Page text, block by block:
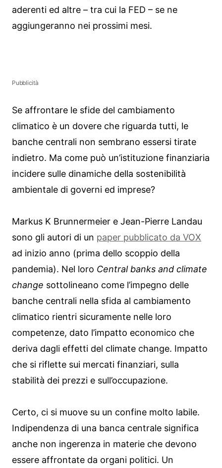
aderenti ed altre – tra cui la FED – se ne
aggiungeranno nei prossimi mesi.
Pubblicità
Se affrontare le sfide del cambiamento
climatico è un dovere che riguarda tutti, le
banche centrali non sembrano essersi tirate
indietro. Ma come può un’istituzione finanziaria
incidere sulle dinamiche della sostenibilità
ambientale di governi ed imprese?
Markus K Brunnermeier e Jean-Pierre Landau
sono gli autori di un paper pubblicato da VOX
ad inizio anno (prima dello scoppio della
pandemia). Nel loro Central banks and climate
change sottolineano come l’impegno delle
banche centrali nella sfida al cambiamento
climatico rientri sicuramente nelle loro
competenze, dato l’impatto economico che
deriva dagli effetti del climate change. Impatto
che si riflette sui mercati finanziari, sulla
stabilità dei prezzi e sull’occupazione.
Certo, ci si muove su un confine molto labile.
Indipendenza di una banca centrale significa
anche non ingerenza in materie che devono
essere affrontate da organi politici. Un